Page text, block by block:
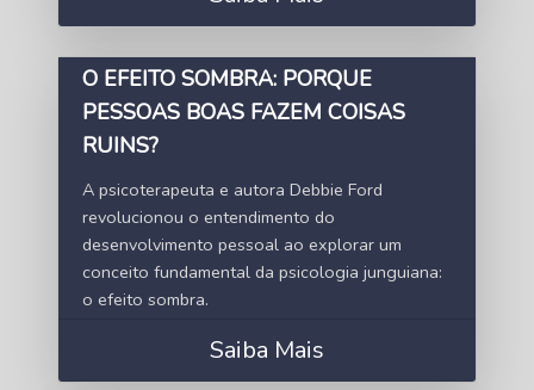
O EFEITO SOMBRA: PORQUE
PESSOAS BOAS FAZEM COISAS
RUINS?
A psicoterapeuta e autora Debbie Ford
revolucionou o entendimento do
desenvolvimento pessoal ao explorar um
conceito fundamental da psicologia junguiana:
o efeito sombra.
Saiba Mais